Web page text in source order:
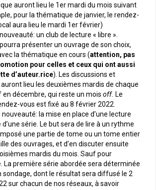
auront lieu le 1er mardi du mois suivant
pour la thématique de janvier, le rendez-
aura lieu le mardi 1er février)
un club de lecture « libre ».
présenter un ouvrage de son choix,
la thématique en cours (attention, pas
pour celles et ceux qui ont aussi
d’auteur.rice). Les discussions et
lieu les deuxièmes mardis de chaque
en décembre, qui reste un mois off. Le
vous est fixé au 8 février 2022.
nouveauté: la mise en place d’une lecture
série. Le but sera de lire à un rythme
une partie de tome ou un tome entier
des ouvrages, et d’en discuter ensuite
mardis du mois. Sauf pour
La première série abordée sera déterminée
sondage, dont le résultat sera diffusé le 2
sur chacun de nos réseaux, à savoir